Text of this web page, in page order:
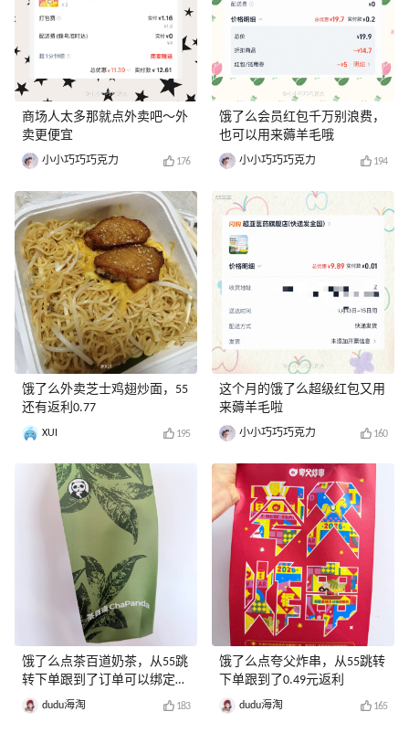
商场人太多那就点外卖吧～外
卖更便宜
小小巧巧巧克力 176
饿了么外卖芝士鸡翅炒面，55
还有返利0.77
XUI 195
饿了么点茶百道奶茶，从55跳
转下单跟到了订单可以绑定美
金券哦dudu海淘 183
饿了么会员红包千万别浪费，
也可以用来薅羊毛哦
小小巧巧巧克力 194
这个月的饿了么超级红包又用
来薅羊毛啦
小小巧巧巧克力 160
饿了么点夸父炸串，从55跳转
下单跟到了0.49元返利
dudu海淘 165